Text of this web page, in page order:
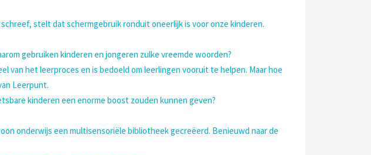
stelt dat schermgebruik ronduit oneerlijk is voor onze kinderen.
gebruiken kinderen en jongeren zulke vreemde woorden?
van het leerproces en is bedoeld om leerlingen vooruit te helpen. Maar hoe
Leerpunt.
kinderen een enorme boost zouden kunnen geven?
onderwijs een multisensoriële bibliotheek gecreëerd. Benieuwd naar de